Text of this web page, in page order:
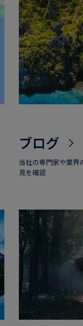
ブログ
当社の専門家や業界
見を確認